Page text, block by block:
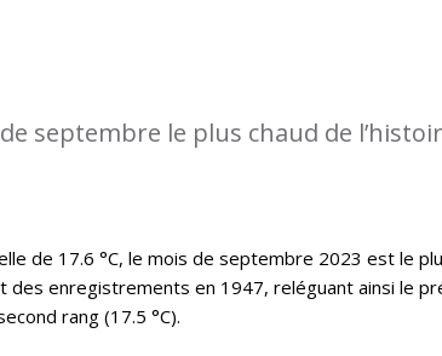
septembre le plus chaud de
de 17.6 °C, le mois de septembre 2023 est le
des enregistrements en 1947, reléguant ainsi le
rang (17.5 °C).